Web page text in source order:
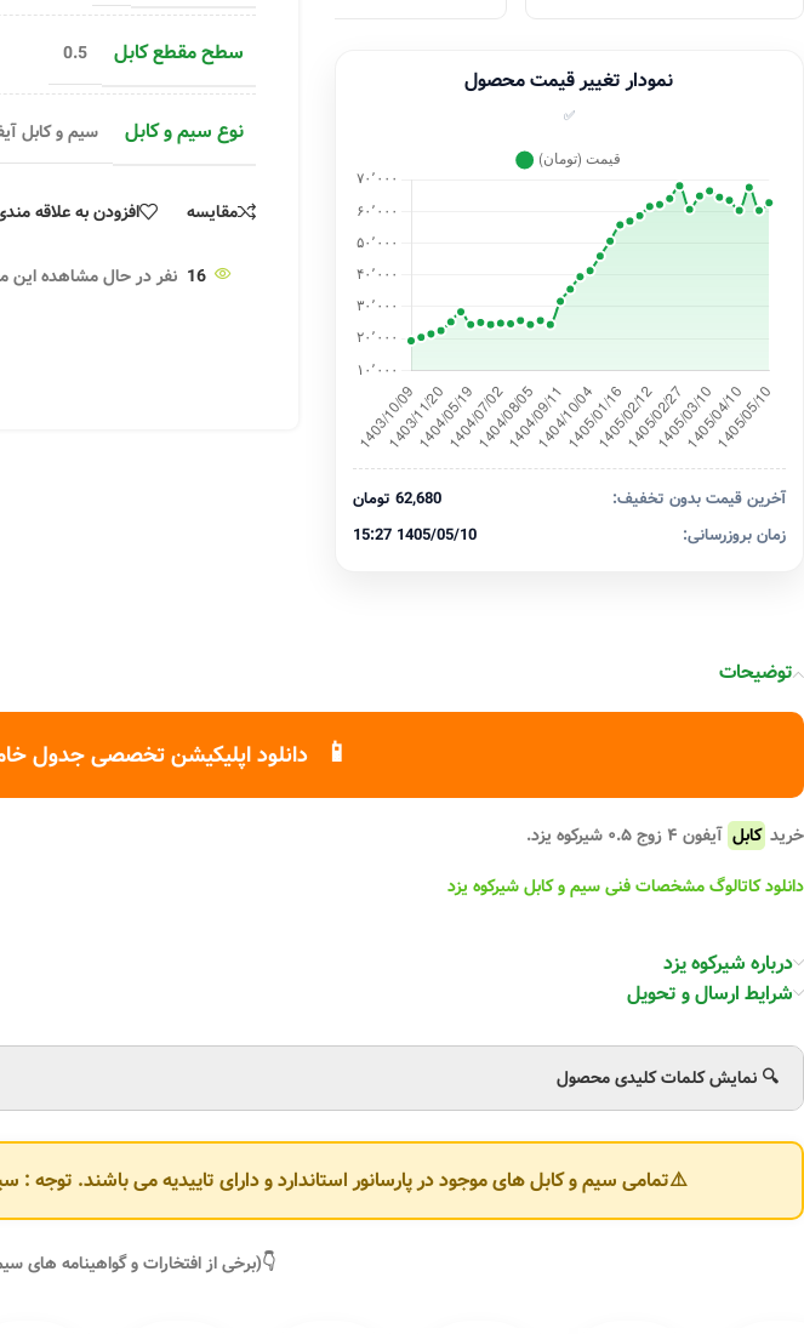
نمودار تغییر قیمت محصول
✅
آخرین قیمت بدون تخفیف:
62,680 تومان
زمان بروزرسانی:
1405/05/10 15:27
سطح مقطع کابل 0.5
نوع سیم و کابل سیم و کابل
مقایسه افزودن به علاقه
16 نفر در حال مشاهده
توضیحات
📱 دانلود اپلیکیشن تخصصی جدول
خرید کابل آیفون ۴ زوج ۰.۵ شیرکوه یزد.
دانلود کاتالوگ مشخصات فنی سیم و کابل شیرکوه یزد
درباره شیرکوه یزد
شرایط ارسال و تحویل
🔍 نمایش کلمات کلیدی محصول
⚠️تمامی سیم و کابل های موجود در پارسانور استاندارد و دارای تاییدیه می باشند.
👇(برخی از افتخارات و گواهینامه های